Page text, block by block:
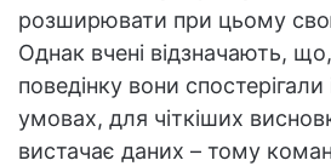
розширювати при цьому
Однак вчені відзначають,
поведінку вони
умовах, для чіткіших
вистачає даних – тому